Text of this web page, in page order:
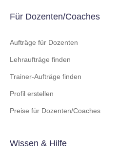
Für Dozenten/Coaches
Aufträge für Dozenten
Lehraufträge finden
Trainer-Aufträge finden
Profil erstellen
Preise für Dozenten/Coaches
Wissen & Hilfe